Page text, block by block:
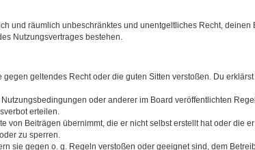
und räumlich unbeschränktes und unentgeltliches Recht,
Nutzungsvertrages bestehen.
geltendes Recht oder die guten Sitten verstoßen. Du
oder anderer im Board veröffentlichten
erteilen.
von Beiträgen übernimmt, die er nicht selbst erstellt hat oder die
zu sperren.
sie gegen o. g. Regeln verstoßen oder geeignet sind, dem